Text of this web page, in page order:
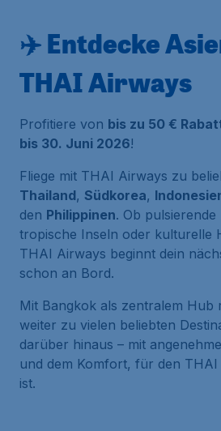
✈️ Entdecke
THAI Airways
Profitiere von bis zu 50 €
bis 30. Juni 2026!
Fliege mit THAI Airways zu
Thailand, Südkorea,
den Philippinen. Ob
tropische Inseln oder kulturelle
THAI Airways beginnt dein
schon an Bord.
Mit Bangkok als zentralem Hub
weiter zu vielen beliebten
darüber hinaus – mit
und dem Komfort, für den
ist.